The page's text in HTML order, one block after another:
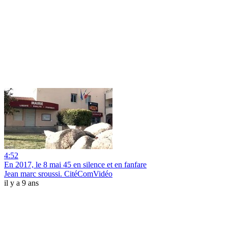
4:52
En 2017, le 8 mai 45 en silence et en fanfare
Jean marc sroussi. CitéComVidéo
il y a 9 ans